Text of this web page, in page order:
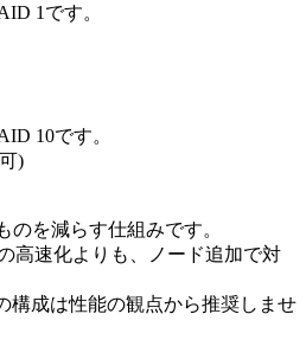
1です。
10です。
)
のを減らす仕組みです。
高速化よりも、ノード追加で対
構成は性能の観点から推奨しませ